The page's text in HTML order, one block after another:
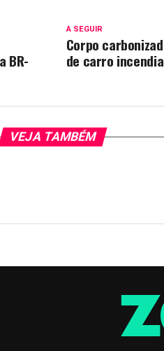
A SEGUIR
Corpo
de carro
BR-
VEJA TAMBÉM